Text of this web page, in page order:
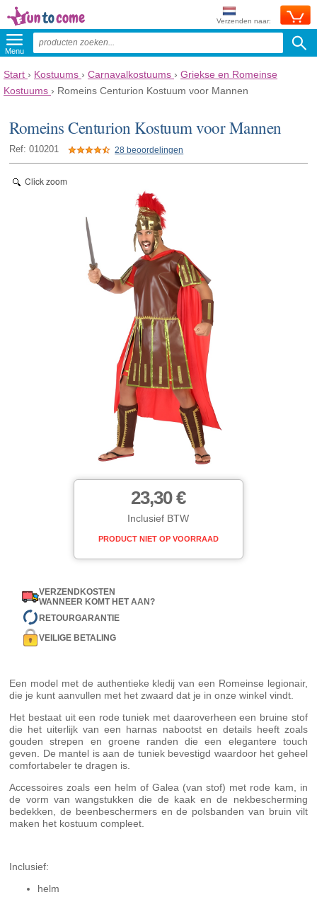
Verzenden naar:
Menu
Start › Kostuums › Carnavalkostuums › Griekse en Romeinse
Kostuums › Romeins Centurion Kostuum voor Mannen
Romeins Centurion Kostuum voor Mannen
Ref: 010201 28 beoordelingen
Click zoom
23,30 €
Inclusief BTW
PRODUCT NIET OP VOORRAAD
VERZENDKOSTEN
WANNEER KOMT HET AAN?
RETOURGARANTIE
VEILIGE BETALING
Een model met de authentieke kledij van een Romeinse legionair,
die je kunt aanvullen met het zwaard dat je in onze winkel vindt.
Het bestaat uit een rode tuniek met daaroverheen een bruine stof
die het uiterlijk van een harnas nabootst en details heeft zoals
gouden strepen en groene randen die een elegantere touch
geven. De mantel is aan de tuniek bevestigd waardoor het geheel
comfortabeler te dragen is.
Accessoires zoals een helm of Galea (van stof) met rode kam, in
de vorm van wangstukken die de kaak en de nekbescherming
bedekken, de beenbeschermers en de polsbanden van bruin vilt
maken het kostuum compleet.
Inclusief:
helm